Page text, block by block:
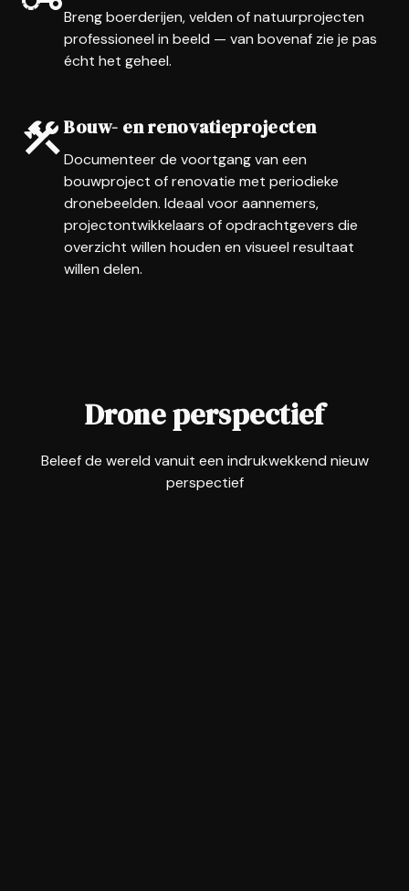
Breng boerderijen, velden of natuurprojecten
professioneel in beeld — van bovenaf zie je pas
écht het geheel.
Bouw- en renovatieprojecten
Documenteer de voortgang van een
bouwproject of renovatie met periodieke
dronebeelden. Ideaal voor aannemers,
projectontwikkelaars of opdrachtgevers die
overzicht willen houden en visueel resultaat
willen delen.
Drone perspectief
Beleef de wereld vanuit een indrukwekkend nieuw
perspectief